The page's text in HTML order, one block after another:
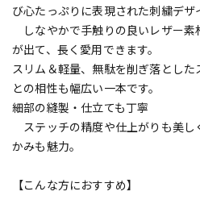
び心たっぷりに表現された刺繍デザ
しなやかで手触りの良いレザー素
が出て、長く愛用できます。
スリム＆軽量、無駄を削ぎ落とし
との相性も幅広い一本です。
細部の縫製・仕立ても丁寧
ステッチの精度や仕上がりも美し
かみも魅力。
【こんな方におすすめ】